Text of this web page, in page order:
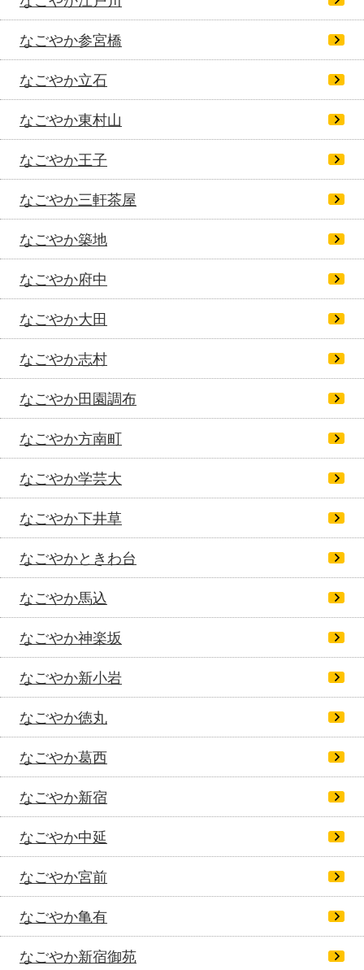
なごやか参宮橋
なごやか立石
なごやか東村山
なごやか王子
なごやか三軒茶屋
なごやか築地
なごやか府中
なごやか大田
なごやか志村
なごやか田園調布
なごやか方南町
なごやか学芸大
なごやか下井草
なごやかときわ台
なごやか馬込
なごやか神楽坂
なごやか新小岩
なごやか徳丸
なごやか葛西
なごやか新宿
なごやか中延
なごやか宮前
なごやか亀有
なごやか新宿御苑